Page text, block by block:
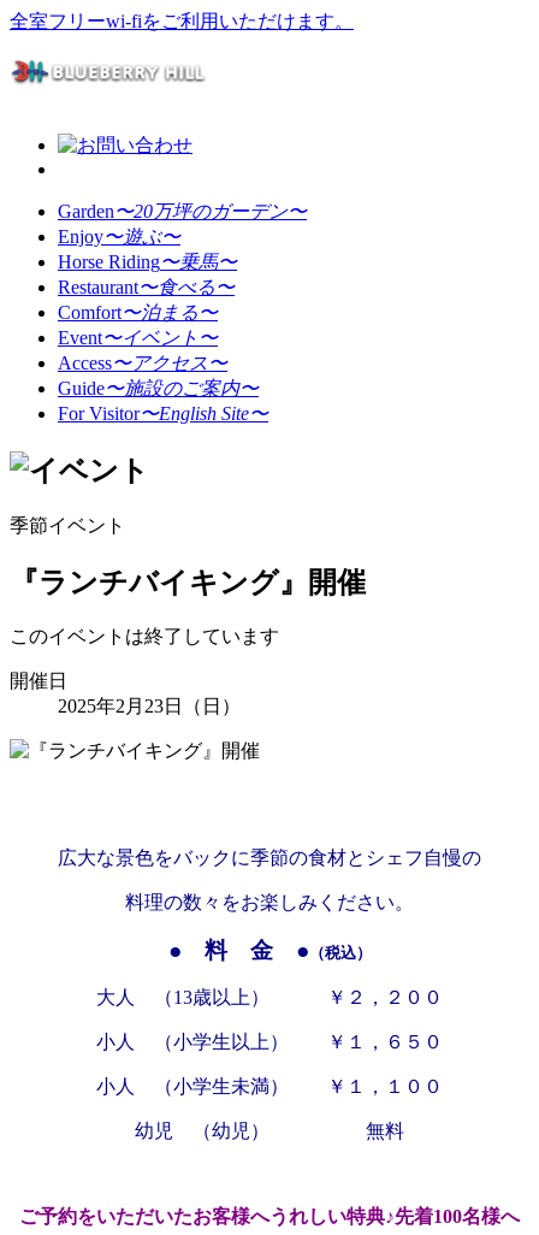
全室フリーwi-fiをご利用いただけます。
Garden〜20万坪のガーデン〜
Enjoy〜遊ぶ〜
Horse Riding〜乗馬〜
Restaurant〜食べる〜
Comfort〜泊まる〜
Event〜イベント〜
Access〜アクセス〜
Guide〜施設のご案内〜
For Visitor〜English Site〜
季節イベント
『ランチバイキング』開催
このイベントは終了しています
開催日
2025年2月23日（日）
広大な景色をバックに季節の食材とシェフ自慢の
料理の数々をお楽しみください。
● 料 金 ● （税込）
大人 （13歳以上） ￥２，２００
小人 （小学生以上） ￥１，６５０
小人 （小学生未満） ￥１，１００
幼児 （幼児） 無料
ご予約をいただいたお客様へうれしい特典♪先着100名様へ